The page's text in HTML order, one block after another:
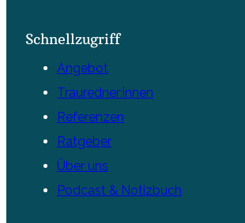
Schnellzugriff
Angebot
Trauredner:innen
Referenzen
Ratgeber
Über uns
Podcast & Notizbuch